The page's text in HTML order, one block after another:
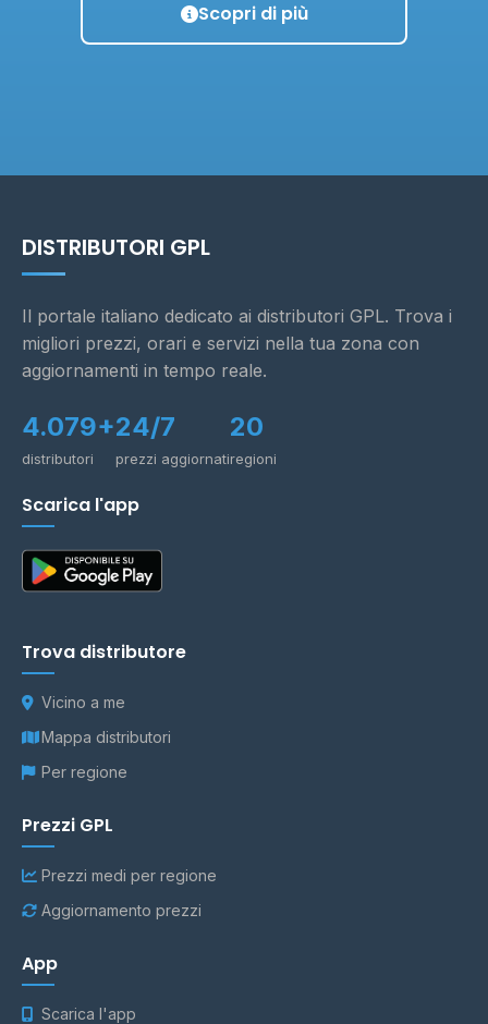
Scopri di più
DISTRIBUTORI GPL
Il portale italiano dedicato ai distributori GPL. Trova i
migliori prezzi, orari e servizi nella tua zona con
aggiornamenti in tempo reale.
4.079+
distributori
24/7
prezzi aggiornati
20
regioni
Scarica l'app
Trova distributore
Vicino a me
Mappa distributori
Per regione
Prezzi GPL
Prezzi medi per regione
Aggiornamento prezzi
App
Scarica l'app